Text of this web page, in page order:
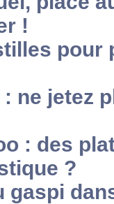
!
pour
: ne jetez
: des
?
gaspi